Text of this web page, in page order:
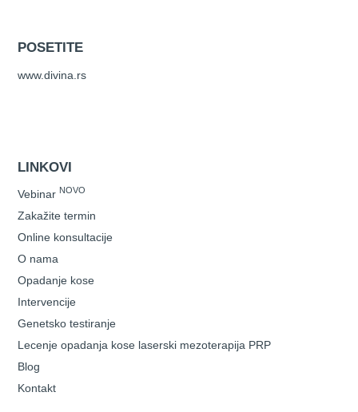
POSETITE
www.divina.rs
LINKOVI
Vebinar NOVO
Zakažite termin
Online konsultacije
O nama
Opadanje kose
Intervencije
Genetsko testiranje
Lecenje opadanja kose laserski mezoterapija PRP
Blog
Kontakt